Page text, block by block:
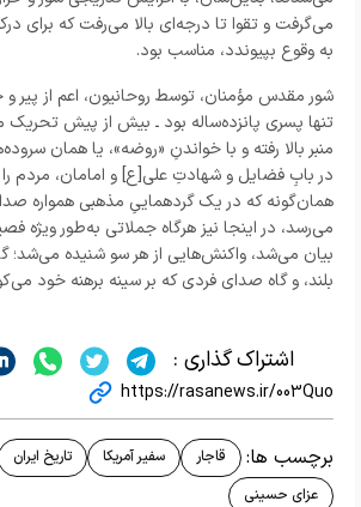
می‌گرفت و تقوا تا درجه‌ای بالا می‌رفت که برای
به وقوع بپیوندد، مناسب بود.
شور مقدس مؤمنان، توسط روحانیون، اعم از پیر و
تنها پسری پانزده‌ساله بود ـ بیش از پیش تحریک
منبر بالا رفته و با خواندنِ «روضه»، یا همان
در بابِ فضایل و شهادتِ علی[ع] و امامان، مردم
همان‌گونه که در یک گردهماییِ مذهبی همواره
می‌رسد، در اینجا نیز هرگاه جملاتی به‌طور ویژه
بیان می‌شد، واکنش‌هایی از هر سو شنیده می‌شد؛
بلند، و گاه صدای فردی که بر سینه‌ برهنه‌ خود
اشتراک گذاری :
https://rasanews.ir/003Quo
برچسب ها: قاجار سفیر آمریکا تاریخ ایران
عزای حسینی